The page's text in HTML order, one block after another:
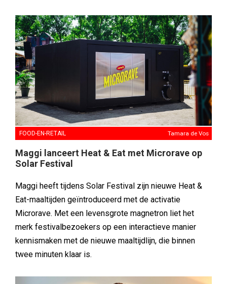
FOOD-EN-RETAIL Tamara de Vos
Maggi lanceert Heat & Eat met Microrave op
Solar Festival
Maggi heeft tijdens Solar Festival zijn nieuwe Heat &
Eat-maaltijden geïntroduceerd met de activatie
Microrave. Met een levensgrote magnetron liet het
merk festivalbezoekers op een interactieve manier
kennismaken met de nieuwe maaltijdlijn, die binnen
twee minuten klaar is.